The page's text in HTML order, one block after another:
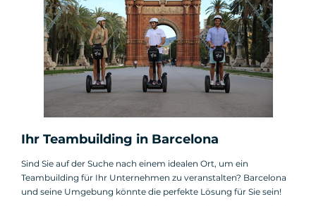
Ihr Teambuilding in Barcelona
Sind Sie auf der Suche nach einem idealen Ort, um ein
Teambuilding für Ihr Unternehmen zu veranstalten? Barcelona
und seine Umgebung könnte die perfekte Lösung für Sie sein!